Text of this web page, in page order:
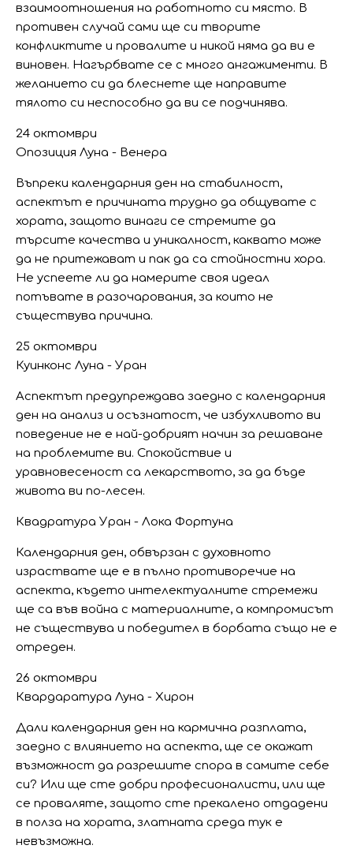
взаимоотношения на работното си място. В
противен случай сами ще си творите
конфликтите и провалите и никой няма да ви е
виновен. Нагърбвате се с много ангажименти. В
желанието си да блеснете ще направите
тялото си неспособно да ви се подчинява.
24 октомври
Опозиция Луна - Венера
Въпреки календарния ден на стабилност,
аспектът е причината трудно да общувате с
хората, защото винаги се стремите да
търсите качества и уникалност, каквато може
да не притежават и пак да са стойностни хора.
Не успеете ли да намерите своя идеал
потъвате в разочарования, за които не
съществува причина.
25 октомври
Куинконс Луна - Уран
Аспектът предупреждава заедно с календарния
ден на анализ и осъзнатост, че избухливото ви
поведение не е най-добрият начин за решаване
на проблемите ви. Спокойствие и
уравновесеност са лекарството, за да бъде
живота ви по-лесен.
Квадратура Уран - Лока Фортуна
Календарния ден, обвързан с духовното
израствате ще е в пълно противоречие на
аспекта, където интелектуалните стремежи
ще са във война с материалните, а компромисът
не съществува и победител в борбата също не е
отреден.
26 октомври
Квардаратура Луна - Хирон
Дали календарния ден на кармична разплата,
заедно с влиянието на аспекта, ще се окажат
възможност да разрешите спора в самите себе
си? Или ще сте добри професионалисти, или ще
се проваляте, защото сте прекалено отдадени
в полза на хората, златната среда тук е
невъзможна.